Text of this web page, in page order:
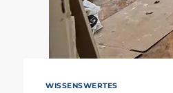
WISSENSWERTES